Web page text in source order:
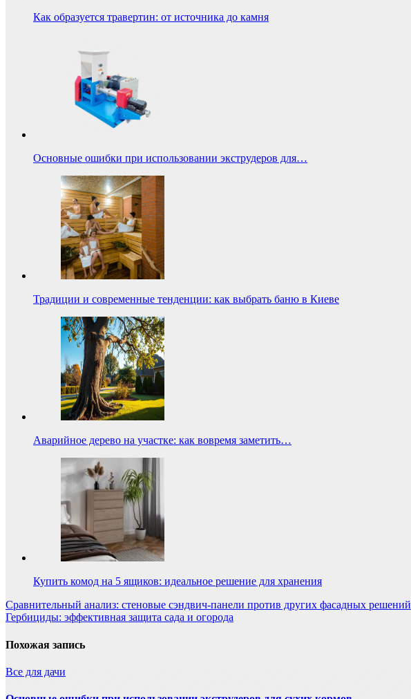
Как образуется травертин: от источника до камня
Основные ошибки при использовании экструдеров для…
Традиции и современные тенденции: как выбрать баню в Киеве
Аварийное дерево на участке: как вовремя заметить…
Купить комод на 5 ящиков: идеальное решение для хранения
Навигация
по
записям
Сравнительный анализ: стеновые сэндвич-панели против других фасадных решений
Гербициды: эффективная защита сада и огорода
Похожая запись
Все для дачи